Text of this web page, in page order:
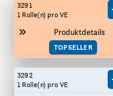
3291
1 Rolle(n) pro VE
Produktdetails
TOPSELLER
3292
1 Rolle(n) pro VE